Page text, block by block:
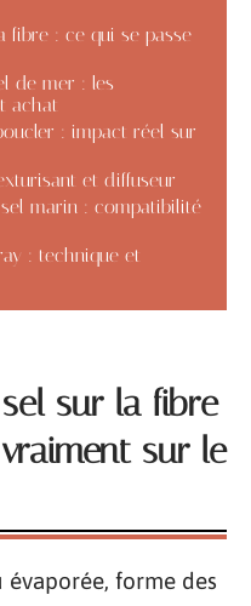
fibre : ce qui se passe
de mer : les
achat
: impact réel sur
et diffuseur
marin : compatibilité
: technique et
sur la fibre
sur le
évaporée, forme des